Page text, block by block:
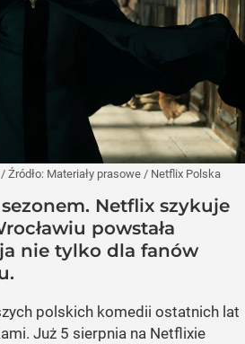
/ Źródło: Materiały prasowe / Netflix Polska
sezonem. Netflix szykuje
powstała
nie tylko dla fanów
polskich komedii ostatnich lat
Już 5 sierpnia na Netflixie